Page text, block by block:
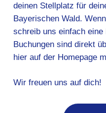
deinen Stellplatz für
Bayerischen Wald.
schreib uns einfach
Buchungen sind direkt
hier auf der Homepage
Wir freuen uns auf dich!